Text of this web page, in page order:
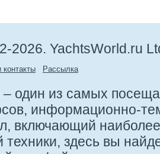
2026. YachtsWorld.ru
контакты Рассылка
– один из самых
информационно-
включающий
техники, здесь вы